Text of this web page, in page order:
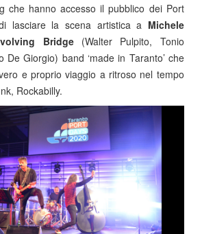
che hanno accesso il pubblico dei Port
lasciare la scena artistica a Michele
Bridge(Walter Pulpito, Tonio
De Giorgio) band ‘made in Taranto’ che
e proprio viaggio a ritroso nel tempo
Rockabilly.